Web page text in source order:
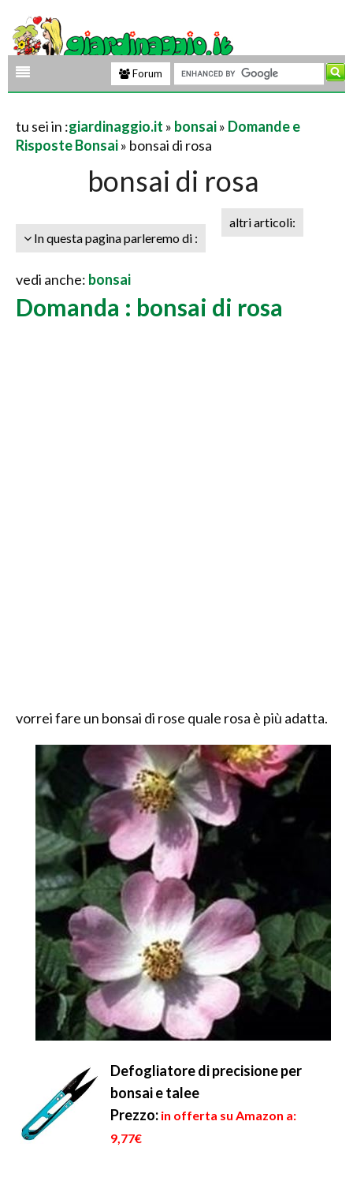
Forum
tu sei in :giardinaggio.it » bonsai» Domande e
Risposte Bonsai» bonsai di rosa
bonsai di rosa
In questa pagina parleremo di :
altri articoli:
vedi anche: bonsai
Domanda : bonsai di rosa
vorrei fare un bonsai di rose quale rosa è più adatta.
Defogliatore di precisione per
bonsai e talee
Prezzo: in offerta su Amazon a:
9,77€